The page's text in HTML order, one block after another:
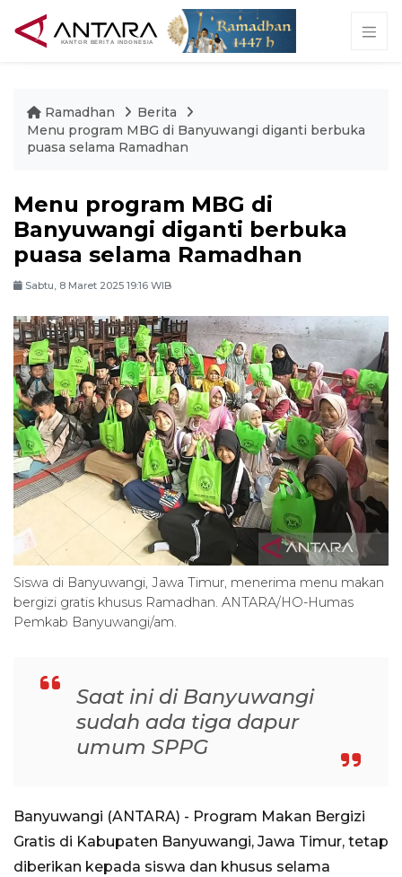
Ramadhan
Berita
Menu program MBG di Banyuwangi diganti berbuka
puasa selama Ramadhan
Menu program MBG di
Banyuwangi diganti berbuka
puasa selama Ramadhan
Sabtu, 8 Maret 2025 19:16 WIB
Siswa di Banyuwangi, Jawa Timur, menerima menu makan
bergizi gratis khusus Ramadhan. ANTARA/HO-Humas
Pemkab Banyuwangi/am.
Saat ini di Banyuwangi
sudah ada tiga dapur
umum SPPG
Banyuwangi (ANTARA) - Program Makan Bergizi
Gratis di Kabupaten Banyuwangi, Jawa Timur, tetap
diberikan kepada siswa dan khusus selama